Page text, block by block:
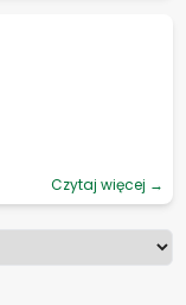
Czytaj więcej →